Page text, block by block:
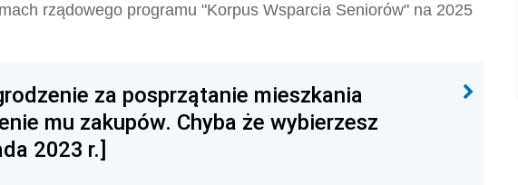
rządowego programu "Korpus Wsparcia Seniorów" na 2025
za posprzątanie mieszkania
mu zakupów. Chyba że wybierzesz
2023 r.]